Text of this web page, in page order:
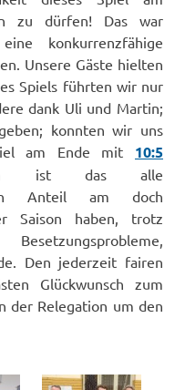
zu dürfen! Das war
konkurrenzfähige
Unsere Gäste hielten
Spiels führten wir nur
dank Uli und Martin;
konnten wir uns
am Ende mit 10:5
ist das alle
Anteil am doch
Saison haben, trotz
Den jederzeit fairen
Glückwunsch zum
der Relegation um den